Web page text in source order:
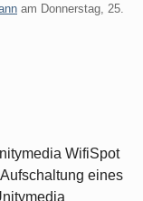
am Donnerstag, 25.
WifiSpot
eines